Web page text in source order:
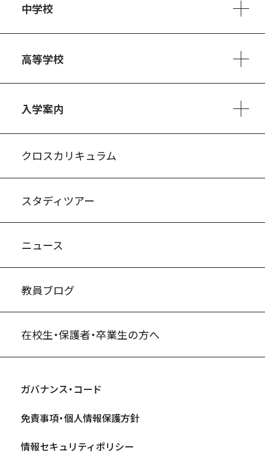
中学校
高等学校
入学案内
クロスカリキュラム
スタディツアー
ニュース
教員ブログ
在校生・保護者・卒業生の方へ
ガバナンス・コード
免責事項・個人情報保護方針
情報セキュリティポリシー